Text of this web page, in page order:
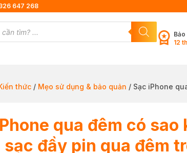
647 268
Bảo
12
thức / Mẹo sử dụng & bảo quản / Sạc iPhone
qua đêm có
sạc đầy pin qua đêm